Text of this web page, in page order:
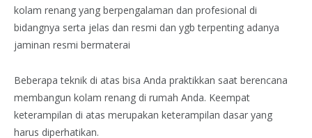
kolam renang yang berpengalaman dan profesional di
bidangnya serta jelas dan resmi dan ygb terpenting adanya
jaminan resmi bermaterai
Beberapa teknik di atas bisa Anda praktikkan saat berencana
membangun kolam renang di rumah Anda. Keempat
keterampilan di atas merupakan keterampilan dasar yang
harus diperhatikan.